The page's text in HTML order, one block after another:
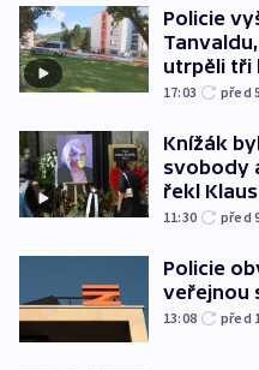
Policie
utrpěli tři
17:03 před
Knížák
svobody
řekl Klaus
11:30 před
Policie
veřejnou
13:08 před